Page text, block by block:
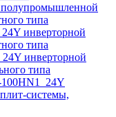
типа
инверторной
типа
инверторной
типа
системы,